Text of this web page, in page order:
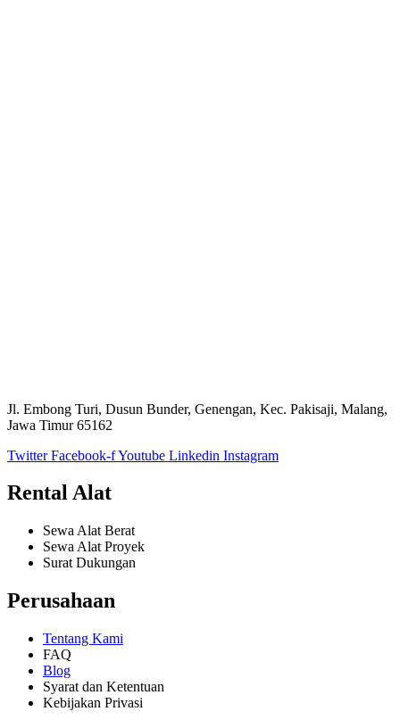
Jl. Embong Turi, Dusun Bunder, Genengan, Kec. Pakisaji, Malang,
Jawa Timur 65162
Twitter Facebook-fYoutube Linkedin Instagram
Rental Alat
Sewa Alat Berat
Sewa Alat Proyek
Surat Dukungan
Perusahaan
Tentang Kami
FAQ
Blog
Syarat dan Ketentuan
Kebijakan Privasi